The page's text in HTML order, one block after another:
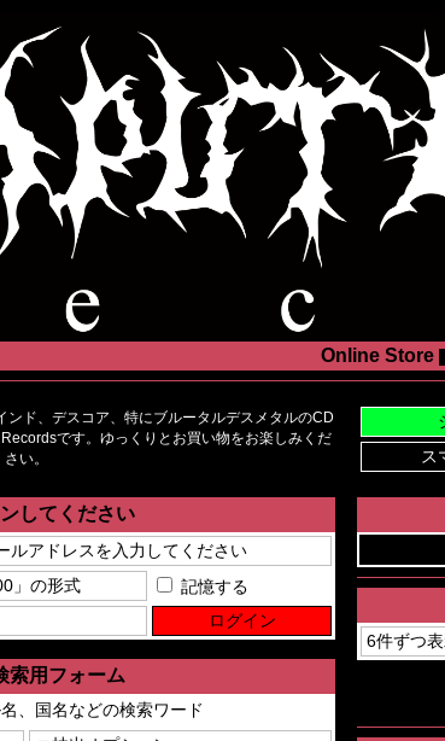
Online Store
ド、デスコア、特にブルータルデスメタルのCD
です。ゆっくりとお買い物をお楽しみくだ
さい。
してください
記憶する
索用フォーム
、国名などの検索ワード